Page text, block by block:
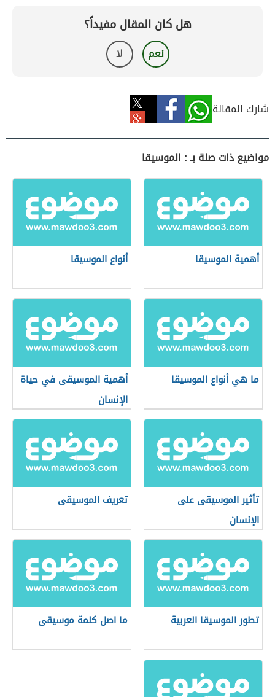
هل كان المقال مفيداً؟
نعم لا
شارك المقالة
مواضيع ذات صلة بـ : الموسيقا
أهمية الموسيقا أنواع الموسيقا
ما هي أنواع الموسيقا
أهمية الموسيقى في حياة
الإنسان
تأثير الموسيقى على
الإنسان
تعريف الموسيقى
تطور الموسيقا العربية ما اصل كلمة موسيقى